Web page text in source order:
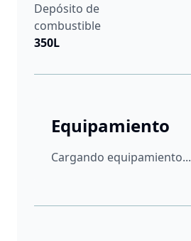
Depósito de
combustible
350L
Equipamiento
Cargando equipamiento...